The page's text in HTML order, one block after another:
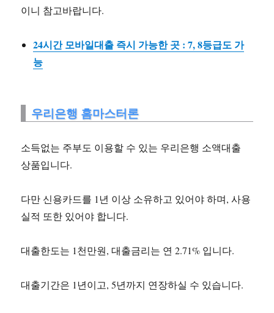
이니 참고바랍니다.
24시간 모바일대출 즉시 가능한 곳 : 7, 8등급도 가
능
우리은행 홈마스터론
소득없는 주부도 이용할 수 있는 우리은행 소액대출
상품입니다.
다만 신용카드를 1년 이상 소유하고 있어야 하며, 사용
실적 또한 있어야 합니다.
대출한도는 1천만원, 대출금리는 연 2.71% 입니다.
대출기간은 1년이고, 5년까지 연장하실 수 있습니다.